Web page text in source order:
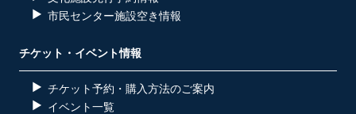
市民センター施設空き情報
チケット・イベント情報
チケット予約・購入方法のご案内
イベント一覧